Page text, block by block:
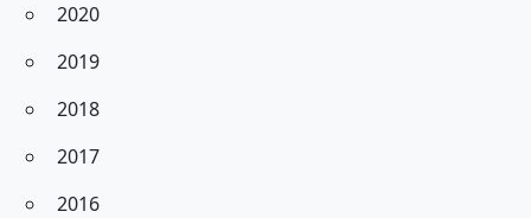
2020
2019
2018
2017
2016